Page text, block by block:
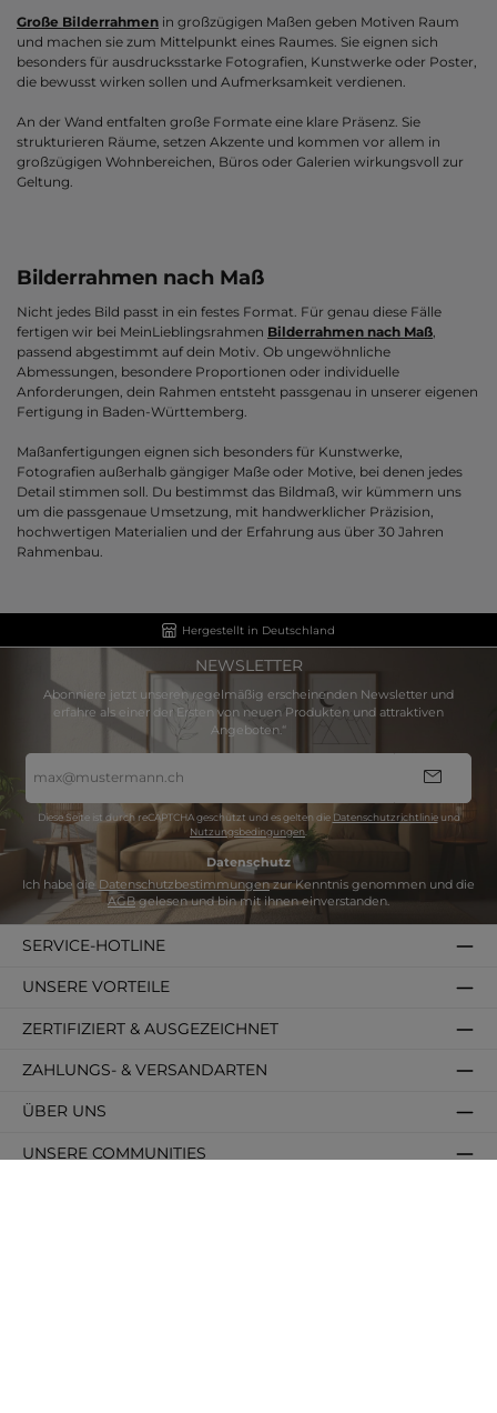
Große Bilderrahmen in großzügigen Maßen geben Motiven Raum
und machen sie zum Mittelpunkt eines Raumes. Sie eignen sich
besonders für ausdrucksstarke Fotografien, Kunstwerke oder Poster,
die bewusst wirken sollen und Aufmerksamkeit verdienen.
An der Wand entfalten große Formate eine klare Präsenz. Sie
strukturieren Räume, setzen Akzente und kommen vor allem in
großzügigen Wohnbereichen, Büros oder Galerien wirkungsvoll zur
Geltung.
Bilderrahmen nach Maß
Nicht jedes Bild passt in ein festes Format. Für genau diese Fälle
fertigen wir bei MeinLieblingsrahmen Bilderrahmen nach Maß,
passend abgestimmt auf dein Motiv. Ob ungewöhnliche
Abmessungen, besondere Proportionen oder individuelle
Anforderungen, dein Rahmen entsteht passgenau in unserer eigenen
Fertigung in Baden-Württemberg.
Maßanfertigungen eignen sich besonders für Kunstwerke,
Fotografien außerhalb gängiger Maße oder Motive, bei denen jedes
Detail stimmen soll. Du bestimmst das Bildmaß, wir kümmern uns
um die passgenaue Umsetzung, mit handwerklicher Präzision,
hochwertigen Materialien und der Erfahrung aus über 30 Jahren
Rahmenbau.
Hergestellt in Deutschland
NEWSLETTER
Abonniere jetzt unseren regelmäßig erscheinenden Newsletter und
erfahre als einer der Ersten von neuen Produkten und attraktiven
Angeboten.“
E-
Mail-
Adresse
Diese Seite ist durch reCAPTCHA geschützt und es gelten die Datenschutzrichtlinieund
Nutzungsbedingungen
Datenschutz
Ich habe die Datenschutzbestimmungenzur Kenntnis genommen und die
AGBgelesen und bin mit ihnen einverstanden.
SERVICE-HOTLINE
ZAHLUNGS- & VERSANDARTEN
ÜBER UNS
ZERTIFIZIERT & AUSGEZEICHNET
UNSERE VORTEILE
UNSERE COMMUNITIES